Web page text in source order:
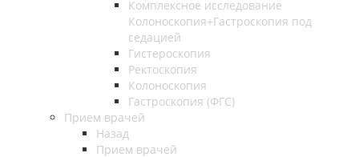
Комплексное исследование
Колоноскопия+Гастроскопия под
седацией
Гистероскопия
Ректоскопия
Колоноскопия
Гастроскопия (ФГС)
Прием врачей
Назад
Прием врачей